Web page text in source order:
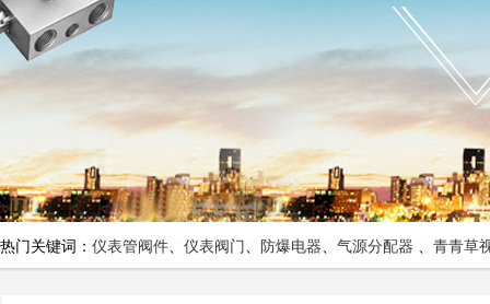
热门关键词： 仪表管阀件、 仪表阀门 、 防爆电器、 气源分配器 、 青青草